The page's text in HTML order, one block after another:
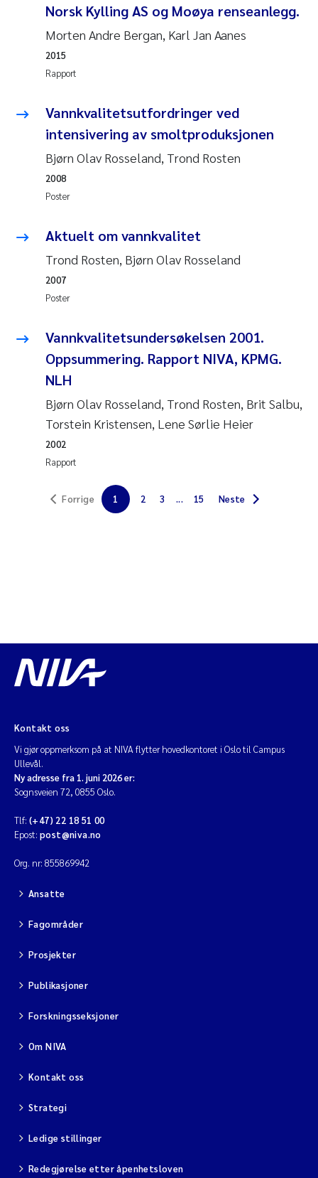
Elisabeth Støhle Rødland
Jonny Beyer
Nathalie Marquesin-Risbakk
Synne Authén Andresen
Sophie Mentzel
Valentina Elena Tartiu
Tânia Cristina Gomes
Susan Skogtvedt Røed
Belinda Valdecanas
Elianne Dunthorn Egge
Elisabeth Lie
Jan-Erik Thrane
Peter Stig Hansen
Ana Catarina Almeida
Debhasish Bhakta
Rita Næss
Øyvind Tangen Ødegaard
Inga Fløisand
Ailbhe Lisette Macken
Anders Ruus
Norsk Kylling AS og Moøya renseanlegg.
Morten Andre Bergan, Karl Jan Aanes
Rapport
2015
Vannkvalitetsutfordringer ved
intensivering av smoltproduksjonen
Bjørn Olav Rosseland, Trond Rosten
Poster
2008
Aktuelt om vannkvalitet
Trond Rosten, Bjørn Olav Rosseland
Poster
2007
Vannkvalitetsundersøkelsen 2001.
Oppsummering. Rapport NIVA, KPMG.
NLH
Bjørn Olav Rosseland, Trond Rosten, Brit Salbu,
Torstein Kristensen, Lene Sørlie Heier
Rapport
2002
Forrige 1 2 3 ... 15 Neste
Kontakt oss
Vi gjør oppmerksom på at NIVA flytter hovedkontoret i Oslo til Campus
Ullevål.
Ny adresse fra 1. juni 2026 er:
Sognsveien 72, 0855 Oslo.
Tlf: (+47) 22 18 51 00
Epost: post@niva.no
Org. nr: 855869942
Ansatte
Fagområder
Prosjekter
Publikasjoner
Forskningsseksjoner
Om NIVA
Kontakt oss
Strategi
Ledige stillinger
Redegjørelse etter åpenhetsloven